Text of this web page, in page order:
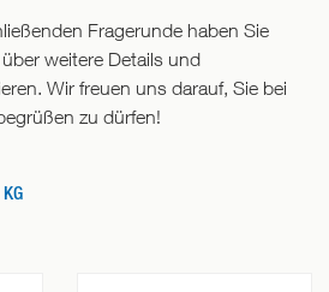
Fragerunde haben Sie
weitere Details und
Wir freuen uns darauf, Sie bei
zu dürfen!